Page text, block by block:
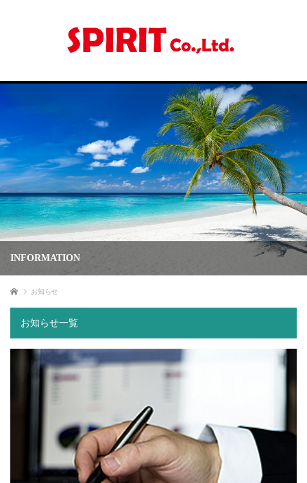
INFORMATION
ホーム お知らせ
お知らせ一覧